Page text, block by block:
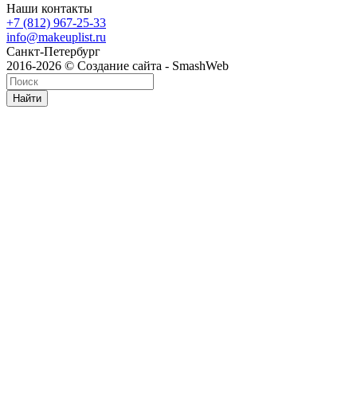
Наши контакты
+7 (812) 967-25-33
info@makeuplist.ru
Санкт-Петербург
2016-2026 © Создание сайта - SmashWeb
Найти